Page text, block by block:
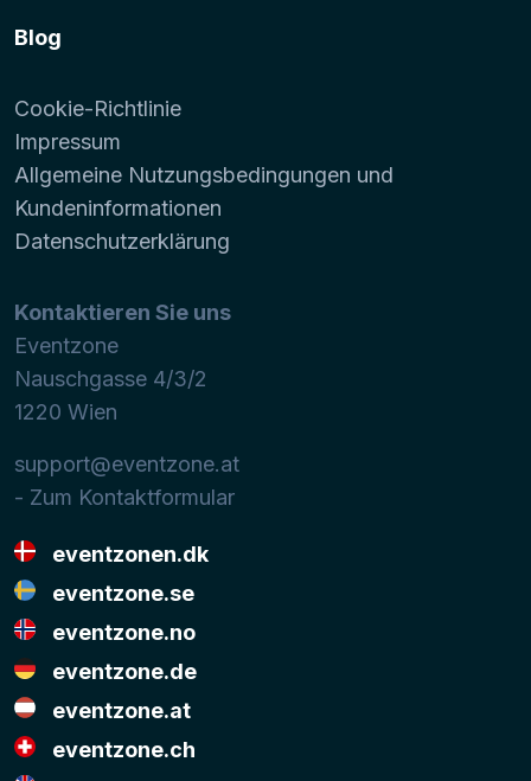
Blog
Cookie-Richtlinie
Impressum
Allgemeine Nutzungsbedingungen und
Kundeninformationen
Datenschutzerklärung
Kontaktieren Sie uns
Eventzone
Nauschgasse 4/3/2
1220 Wien
support@eventzone.at
- Zum Kontaktformular
eventzonen.dk
eventzone.se
eventzone.no
eventzone.de
eventzone.at
eventzone.ch